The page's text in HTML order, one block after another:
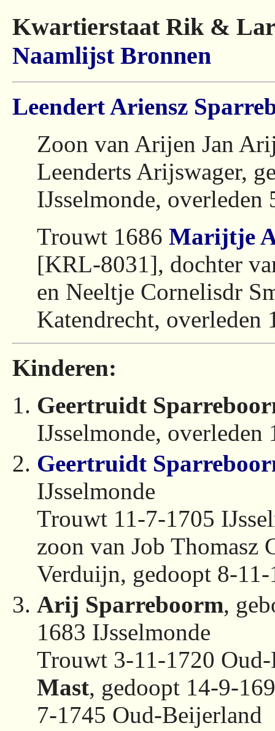
Kwartierstaat Rik &
Naamlijst Bronnen
Leendert Ariensz
Zoon van Arijen Jan
Leenderts Arijswager,
IJsselmonde, overleden
Trouwt 1686 Marijtje
[KRL-8031], dochter
en Neeltje Cornelisdr
Katendrecht, overleden
Kinderen:
Geertruidt
IJsselmonde, overleden
Geertruidt
IJsselmonde
Trouwt 11-7-1705
zoon van Job Thomasz
Verduijn, gedoopt 8-
Arij Sparreboorm,
1683 IJsselmonde
Trouwt 3-11-1720
Mast, gedoopt 14-9-
7-1745 Oud-Beijerland